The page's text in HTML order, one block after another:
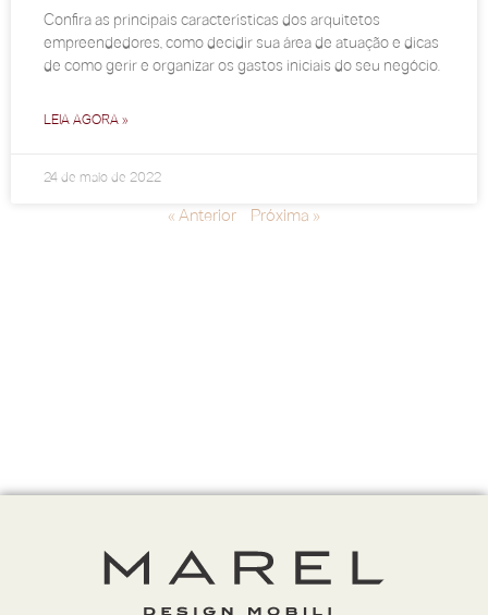
Confira as principais características dos arquitetos
empreendedores, como decidir sua área de atuação e dicas
de como gerir e organizar os gastos iniciais do seu negócio.
LEIA AGORA »
24 de maio de 2022
« Anterior Próxima »